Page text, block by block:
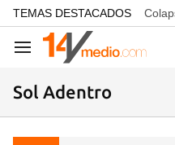
common.go-to-content
TEMAS DESTACADOS
Navegación
Sol Adentro